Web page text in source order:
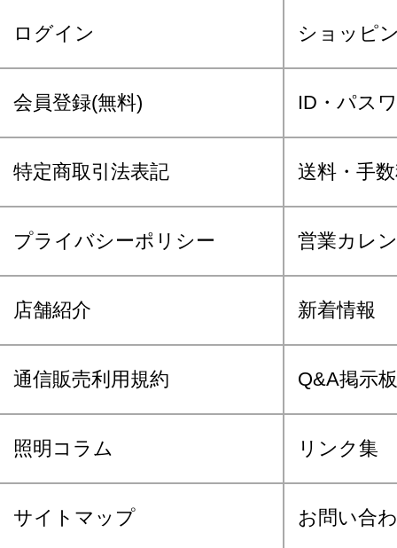
ログイン ショッピ
会員登録(無料) ID・パス
特定商取引法表記 送料・手
プライバシーポリシー 営業カレ
店舗紹介 新着情報
通信販売利用規約 Q&A掲示板
照明コラム リンク集
サイトマップ お問い合